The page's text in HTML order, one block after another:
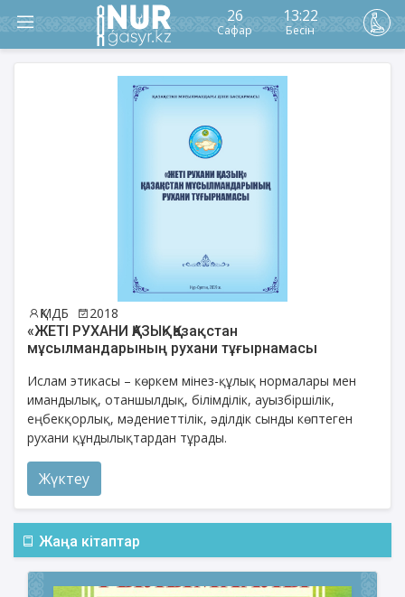
26
Сафар
13:22
Бесін
ҚМДБ
2018
«ЖЕТІ РУХАНИ ҚАЗЫҚ» Қазақстан
мұсылмандарының рухани тұғырнамасы
Ислам этикасы – көркем мінез-құлық нормалары мен
имандылық, отаншылдық, білімділік, ауызбіршілік,
еңбекқорлық, мәдениеттілік, әділдік сынды көптеген
рухани құндылықтардан тұрады.
Жүктеу
Жаңа кітаптар